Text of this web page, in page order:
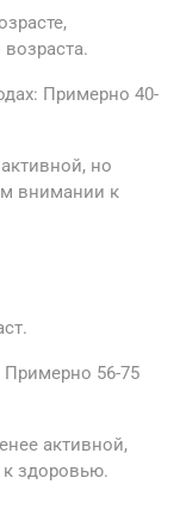
Примерно 40-
но
внимании к
Примерно 56-75
активной,
к здоровью.